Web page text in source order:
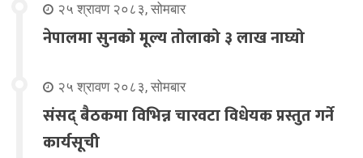
२५ श्रावण २०८३, सोमबार
नेपालमा सुनको मूल्य तोलाको ३ लाख नाघ्यो
२५ श्रावण २०८३, सोमबार
संसद् बैठकमा विभिन्न चारवटा विधेयक प्रस्तुत गर्ने
कार्यसूची